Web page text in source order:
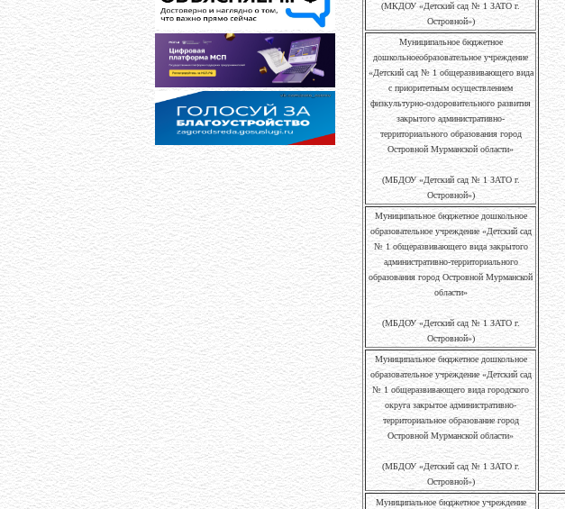
(МКДОУ «Детский сад № 1 ЗАТО г.
Островной»)
Муниципальное бюджетное
дошкольноеобразовательное учреждение
«Детский сад № 1 общеразвивающего вида
с приоритетным осуществлением
физкультурно-оздоровительного развития
закрытого административно-
территориального образования город
Островной Мурманской области»
(МБДОУ «Детский сад № 1 ЗАТО г.
Островной»)
Муниципальное бюджетное дошкольное
образовательное учреждение «Детский сад
№ 1 общеразвивающего вида закрытого
административно-территориального
образования город Островной Мурманской
области»
(МБДОУ «Детский сад № 1 ЗАТО г.
Островной»)
Муниципальное бюджетное дошкольное
образовательное учреждение «Детский сад
№ 1 общеразвивающего вида городского
округа закрытое административно-
территориальное образование город
Островной Мурманской области»
(МБДОУ «Детский сад № 1 ЗАТО г.
Островной»)
Муниципальное бюджетное учреждение